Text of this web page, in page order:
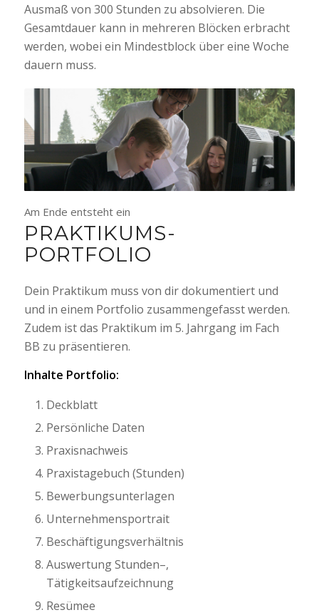
Ausmaß von 300 Stunden zu absolvieren. Die
Gesamtdauer kann in mehreren Blöcken erbracht
werden, wobei ein Mindestblock über eine Woche
dauern muss.
Am Ende entsteht ein
PRAKTIKUMS-
PORTFOLIO
Dein Praktikum muss von dir dokumentiert und
und in einem Portfolio zusammengefasst werden.
Zudem ist das Praktikum im 5. Jahrgang im Fach
BB zu präsentieren.
Inhalte Portfolio:
Deckblatt
Persönliche Daten
Praxisnachweis
Praxistagebuch (Stunden)
Bewerbungsunterlagen
Unternehmensportrait
Beschäftigungsverhältnis
Auswertung Stunden–,
Tätigkeitsaufzeichnung
Resümee